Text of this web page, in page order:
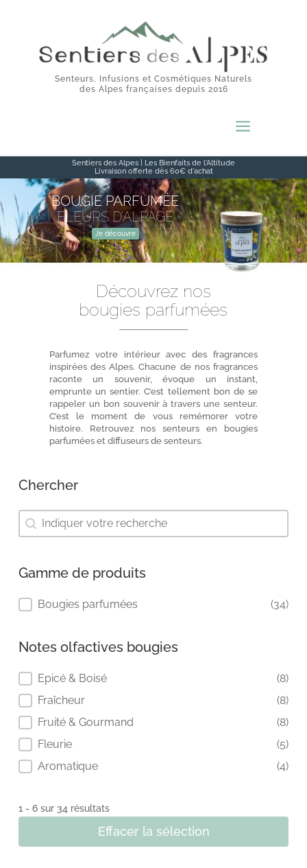
Senteurs, Infusions et Cosmétiques Naturels
des Alpes françaises depuis 2016
a
Sentiers des Alpes | Les Bienfaits de l'Altitude
Livraison offerte dès 60€ d'achat
BOUGIE PARFUMÉE
FLEURS D’ALPAGE
Je découvre
Découvrez nos
bougies parfumées
Parfumez votre intérieur avec des fragrances
inspirées des Alpes. Chacune de nos fragrances
raconte un souvenir, évoque un instant,
emprunte un sentier. C’est tellement bon de se
rappeler un bon souvenir à travers une senteur.
C’est le moment de vous remémorer votre
histoire. Retrouvez nos senteurs en bougies
parfumées et diffuseurs de senteurs.
Chercher
Chercher
Chercher
Gamme de produits
Gamme de produits
Bougies parfumées (34)
Notes olfactives bougies
Notes olfactives bougies
Epicé & Boisé
(8)
Fraîcheur
(8)
Fruité & Gourmand
(8)
Fleurie
(5)
Aromatique
(4)
1 - 6 sur 34 résultats
Effacer la sélection